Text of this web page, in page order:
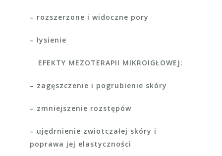
– rozszerzone i widoczne pory
– łysienie
EFEKTY MEZOTERAPII MIKROIGŁOWEJ:
– zagęszczenie i pogrubienie skóry
– zmniejszenie rozstępów
– ujędrnienie zwiotczałej skóry i
poprawa jej elastyczności